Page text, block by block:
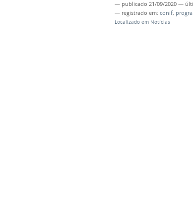
— publicado 21/09/2020 —
— registrado em: conif,
Localizado em Notícias